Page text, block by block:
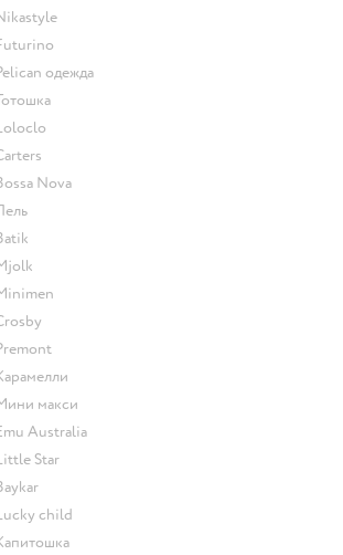
Nikastyle
Futurino
Pelican одежда
Тотошка
Loloclo
Сarters
Bossa Nova
Лель
Batik
Mjolk
Minimen
Crosby
Premont
Карамелли
Мини макси
Emu Australia
Little Star
Baykar
Lucky child
Капитошка